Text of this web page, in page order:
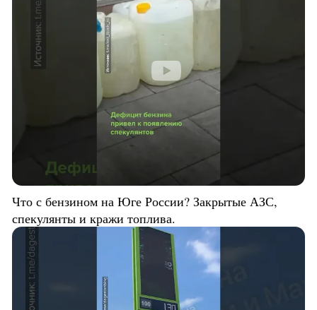
Что с бензином на Юге России? Закрытые АЗС,
спекулянты и кражи топлива.